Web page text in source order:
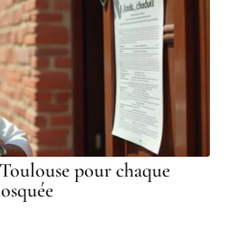
pour chaque